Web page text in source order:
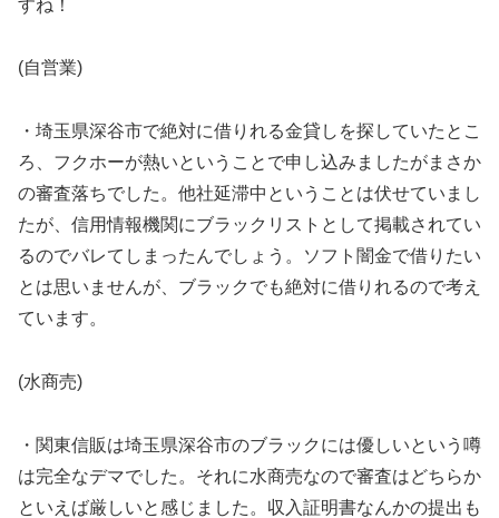
すね！
(自営業)
・埼玉県深谷市で絶対に借りれる金貸しを探していたとこ
ろ、フクホーが熱いということで申し込みましたがまさか
の審査落ちでした。他社延滞中ということは伏せていまし
たが、信用情報機関にブラックリストとして掲載されてい
るのでバレてしまったんでしょう。ソフト闇金で借りたい
とは思いませんが、ブラックでも絶対に借りれるので考え
ています。
(水商売)
・関東信販は埼玉県深谷市のブラックには優しいという噂
は完全なデマでした。それに水商売なので審査はどちらか
といえば厳しいと感じました。収入証明書なんかの提出も